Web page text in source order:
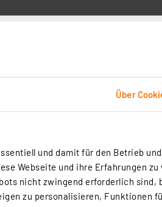
Über
und damit für den Betrieb
Webseite und ihre Erfahrungen zu
nicht zwingend erforderlich sind,
zu personalisieren, Funktionen
Wand anbringen und die
Dank der soliden
können Sie Ihr
CO2-Messgerät WL1030 u.
Klassenzimmern oder
z. B. zur manuellen